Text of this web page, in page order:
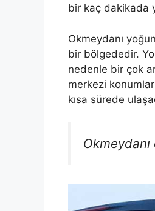
bir kaç dakikada
Okmeydanı
bir bölgededir.
nedenle bir çok
merkezi
kısa sürede